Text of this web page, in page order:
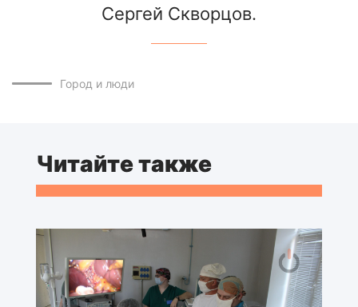
Сергей Скворцов.
Город и люди
Читайте также